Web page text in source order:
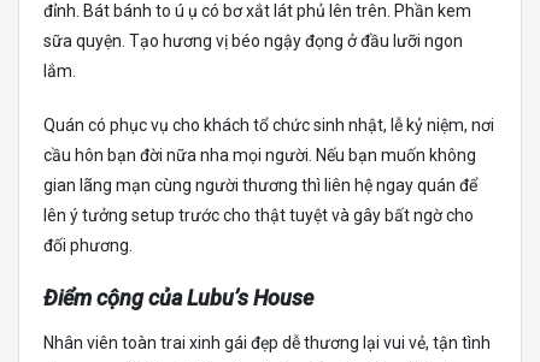
đỉnh. Bát bánh to ú ụ có bơ xắt lát phủ lên trên. Phần kem
sữa quyện. Tạo hương vị béo ngậy đọng ở đầu lưỡi ngon
lắm.
Quán có phục vụ cho khách tổ chức sinh nhật, lễ kỷ niệm, nơi
cầu hôn bạn đời nữa nha mọi người. Nếu bạn muốn không
gian lãng mạn cùng người thương thì liên hệ ngay quán để
lên ý tưởng setup trước cho thật tuyệt và gây bất ngờ cho
đối phương.
Điểm cộng của Lubu’s House
Nhân viên toàn trai xinh gái đẹp dễ thương lại vui vẻ, tận tình